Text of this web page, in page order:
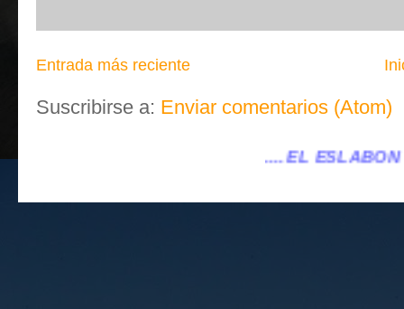
Entrada más reciente
Suscribirse a: Enviar comentarios (Atom)
.... EL ESLABÓN VILLENA ...